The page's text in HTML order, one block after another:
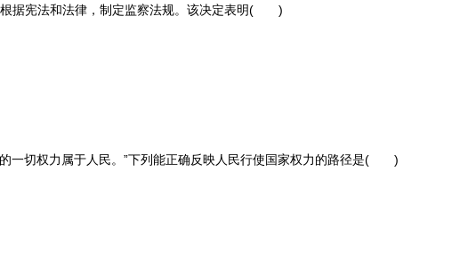
根据宪法和法律，制定监察法规。该决定表明( )
的一切权力属于人民。”下列能正确反映人民行使国家权力的路径是( )